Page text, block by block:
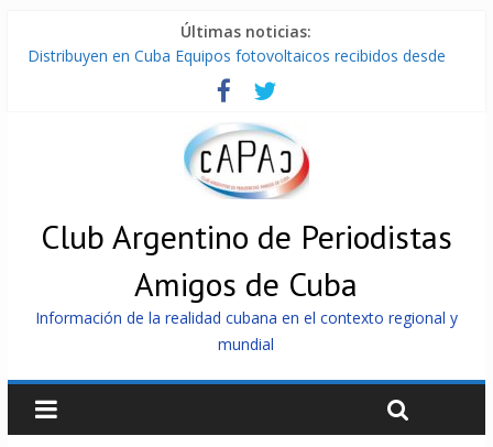
Últimas noticias:
Distribuyen en Cuba Equipos fotovoltaicos recibidos desde
La ONU condena medidas de EE.UU contra Cuba
Cuba alerta sobre doctrina militar de dominación de EEUU
Nuevas sanciones de EEUU contra Cuba apuntan a la
cooperación militar con Rusia y China
Brutal represión contra los que marchan para que no se
venda la patria
Club Argentino de Periodistas
Amigos de Cuba
Información de la realidad cubana en el contexto regional y
mundial